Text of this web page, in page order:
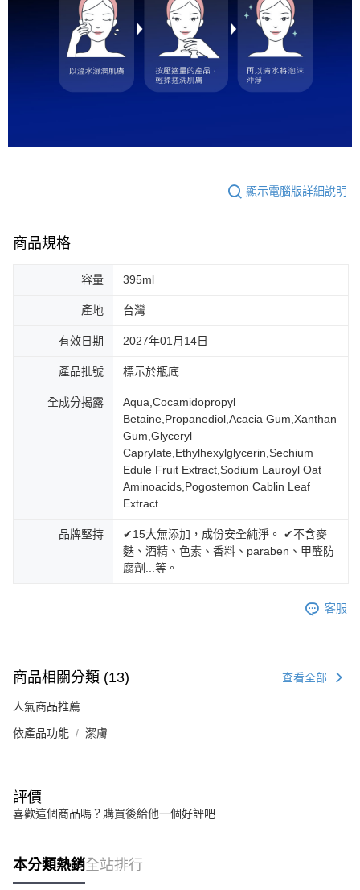
顯示電腦版詳細說明
商品規格
容量 395ml
產地 台灣
有效日期 2027年01月14日
產品批號 標示於瓶底
全成分揭露
Aqua,Cocamidopropyl
Betaine,Propanediol,Acacia Gum,Xanthan
Gum,Glyceryl
Caprylate,Ethylhexylglycerin,Sechium
Edule Fruit Extract,Sodium Lauroyl Oat
Aminoacids,Pogostemon Cablin Leaf
Extract
品牌堅持
✔15大無添加，成份安全純淨。 ✔不含麥
麩、酒精、色素、香料、paraben、甲醛防
腐劑...等。
客服
商品相關分類 (13) 查看全部
人氣商品推薦
依產品功能 潔膚
評價
喜歡這個商品嗎？購買後給他一個好評吧
本分類熱銷全站排行